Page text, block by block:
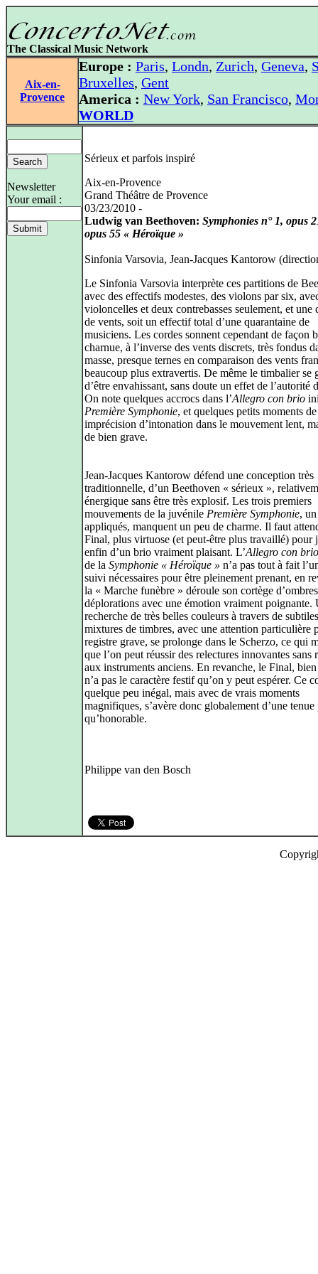
The Classical Music Network
Aix-en-
Provence
Europe : Paris, Londn, Zurich, Geneva,
Bruxelles, Gent
America : New York, San Francisco,
WORLD
Newsletter
Your email :
Sérieux et parfois inspiré
Aix-en-Provence
Grand Théâtre de Provence
03/23/2010 -
Ludwig van Beethoven: Symphonies n° 1, opus
opus 55 « Héroïque »
Sinfonia Varsovia, Jean-Jacques Kantorow
Le Sinfonia Varsovia interprète ces partitions de
avec des effectifs modestes, des violons par six,
violoncelles et deux contrebasses seulement, et une
de vents, soit un effectif total d’une quarantaine de
musiciens. Les cordes sonnent cependant de façon
charnue, à l’inverse des vents discrets, très fondus
masse, presque ternes en comparaison des vents
beaucoup plus extravertis. De même le timbalier se
d’être envahissant, sans doute un effet de l’autorité
On note quelques accrocs dans l’Allegro con brio
Première Symphonie, et quelques petits moments
imprécision d’intonation dans le mouvement lent,
de bien grave.
Jean-Jacques Kantorow défend une conception très
traditionnelle, d’un Beethoven « sérieux »,
énergique sans être très explosif. Les trois premiers
mouvements de la juvénile Première Symphonie,
appliqués, manquent un peu de charme. Il faut
Final, plus virtuose (et peut-être plus travaillé) pour
enfin d’un brio vraiment plaisant. L’Allegro con brio
de la Symphonie « Héroïque » n’a pas tout à fait
suivi nécessaires pour être pleinement prenant, en
la « Marche funèbre » déroule son cortège
déplorations avec une émotion vraiment poignante.
recherche de très belles couleurs à travers de subtiles
mixtures de timbres, avec une attention particulière
registre grave, se prolonge dans le Scherzo, ce qui
que l’on peut réussir des relectures innovantes sans
aux instruments anciens. En revanche, le Final,
n’a pas le caractère festif qu’on y peut espérer. Ce
quelque peu inégal, mais avec de vrais moments
magnifiques, s’avère donc globalement d’une tenue
qu’honorable.
Philippe van den Bosch